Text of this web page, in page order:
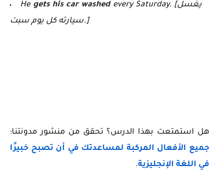
He gets his car washedevery Saturday. [يغسل
سيارته كل يوم سبت.]
هل استمتعت بهذا الدرس؟ تحقق من منشور مدونتنا:
جميع الأفعال المركبة لمساعدتك في أن تصبح خبيرًا
في اللغة الإنجليزية.